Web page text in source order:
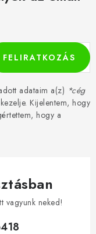
adataim a(z) *cég
Kijelentem, hogy
hogy a
FELIRATKOZÁS
vagyunk neked!